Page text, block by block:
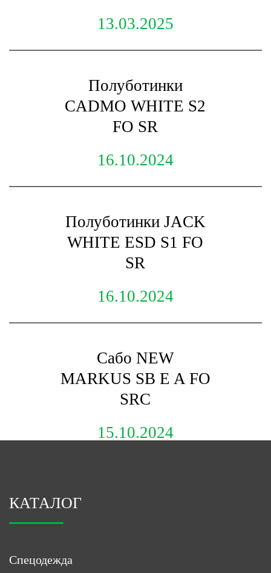
13.03.2025
Полуботинки
CADMO WHITE S2
FO SR
16.10.2024
Полуботинки JACK
WHITE ESD S1 FO
SR
16.10.2024
Сабо NEW
MARKUS SB E A FO
SRC
15.10.2024
КАТАЛОГ
Спецодежда